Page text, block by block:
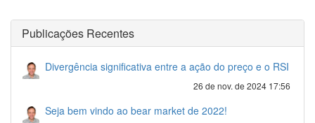
Publicações Recentes
Divergência significativa entre a ação do preço e o RSI
26 de nov. de 2024 17:56
Seja bem vindo ao bear market de 2022!